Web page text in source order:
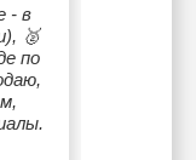
- в
🥈
по